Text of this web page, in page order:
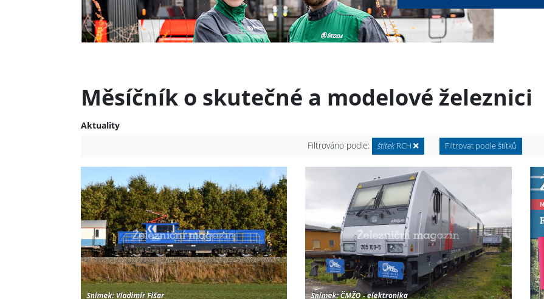
Měsíčník o skutečné a modelové železnici
Aktuality
Filtrováno podle:
štítek RCH Filtrovat podle štítků